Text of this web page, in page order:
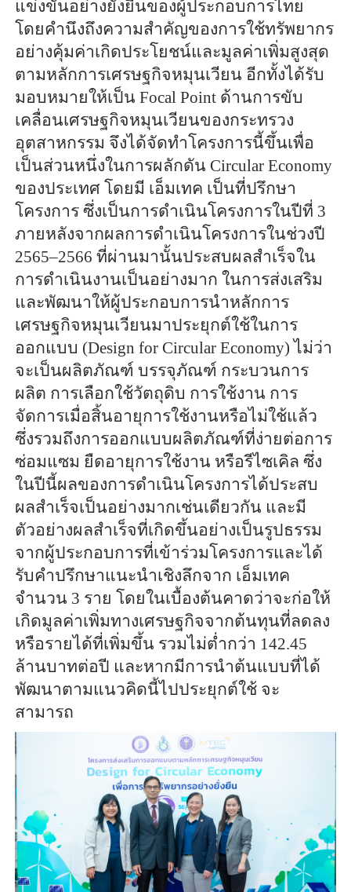
แข่งขันอย่างยั่งยืนของผู้ประกอบการไทย
โดยคำนึงถึงความสำคัญของการใช้ทรัพยากร
อย่างคุ้มค่าเกิดประโยชน์และมูลค่าเพิ่มสูงสุด
ตามหลักการเศรษฐกิจหมุนเวียน อีกทั้งได้รับ
มอบหมายให้เป็น Focal Point ด้านการขับ
เคลื่อนเศรษฐกิจหมุนเวียนของกระทรวง
อุตสาหกรรม จึงได้จัดทำโครงการนี้ขึ้นเพื่อ
เป็นส่วนหนึ่งในการผลักดัน Circular Economy
ของประเทศ โดยมี เอ็มเทค เป็นที่ปรึกษา
โครงการ ซึ่งเป็นการดำเนินโครงการในปีที่ 3
ภายหลังจากผลการดำเนินโครงการในช่วงปี
2565–2566 ที่ผ่านมานั้นประสบผลสำเร็จใน
การดำเนินงานเป็นอย่างมาก ในการส่งเสริม
และพัฒนาให้ผู้ประกอบการนำหลักการ
เศรษฐกิจหมุนเวียนมาประยุกต์ใช้ในการ
ออกแบบ (Design for Circular Economy) ไม่ว่า
จะเป็นผลิตภัณฑ์ บรรจุภัณฑ์ กระบวนการ
ผลิต การเลือกใช้วัตถุดิบ การใช้งาน การ
จัดการเมื่อสิ้นอายุการใช้งานหรือไม่ใช้แล้ว
ซึ่งรวมถึงการออกแบบผลิตภัณฑ์ที่ง่ายต่อการ
ซ่อมแซม ยืดอายุการใช้งาน หรือรีไซเคิล ซึ่ง
ในปีนี้ผลของการดำเนินโครงการได้ประสบ
ผลสำเร็จเป็นอย่างมากเช่นเดียวกัน และมี
ตัวอย่างผลสำเร็จที่เกิดขึ้นอย่างเป็นรูปธรรม
จากผู้ประกอบการที่เข้าร่วมโครงการและได้
รับคำปรึกษาแนะนำเชิงลึกจาก เอ็มเทค
จำนวน 3 ราย โดยในเบื้องต้นคาดว่าจะก่อให้
เกิดมูลค่าเพิ่มทางเศรษฐกิจจากต้นทุนที่ลดลง
หรือรายได้ที่เพิ่มขึ้น รวมไม่ต่ำกว่า 142.45
ล้านบาทต่อปี และหากมีการนำต้นแบบที่ได้
พัฒนาตามแนวคิดนี้ไปประยุกต์ใช้ จะ
สามารถ